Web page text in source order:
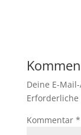
Deine E-
Kommentar *